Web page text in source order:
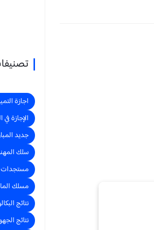
اجازة
الإجازة في
جديد
سلك
مستجدات
مسلك
نتائج
نتائج